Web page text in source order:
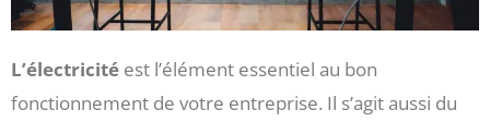
L’électricité est l’élément essentiel au bon
fonctionnement de votre entreprise. Il s’agit aussi du